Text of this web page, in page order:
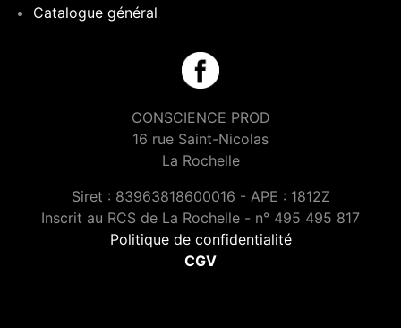
Catalogue général
CONSCIENCE PROD
16 rue Saint-Nicolas
La Rochelle
Siret : 83963818600016 - APE : 1812Z
Inscrit au RCS de La Rochelle - n° 495 495 817
Politique de confidentialité
CGV